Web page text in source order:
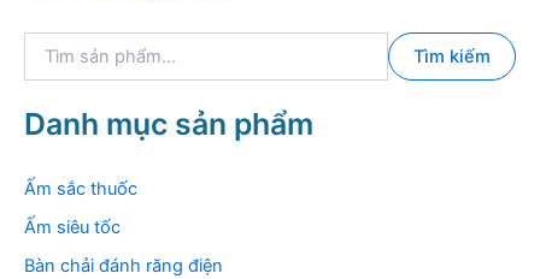
k
i
m
Tìm kiếm
Danh mục sản phẩm
Ấm sắc thuốc
Ấm siêu tốc
Bàn chải đánh răng điện